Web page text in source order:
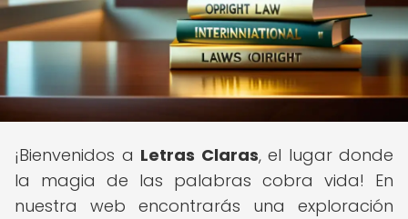
¡Bienvenidos a Letras Claras, el lugar donde
la magia de las palabras cobra vida! En
nuestra web encontrarás una exploración